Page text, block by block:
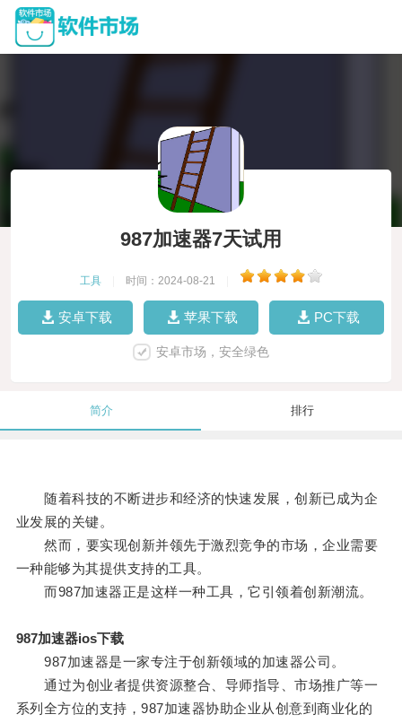
987加速器7天试用
工具 时间：2024-08-21
安卓下载 苹果下载 PC下载
安卓市场，安全绿色
简介 排行
随着科技的不断进步和经济的快速发展，创新已成为企
业发展的关键。
然而，要实现创新并领先于激烈竞争的市场，企业需要
一种能够为其提供支持的工具。
而987加速器正是这样一种工具，它引领着创新潮流。
987加速器ios下载
987加速器是一家专注于创新领域的加速器公司。
通过为创业者提供资源整合、导师指导、市场推广等一
系列全方位的支持，987加速器协助企业从创意到商业化的